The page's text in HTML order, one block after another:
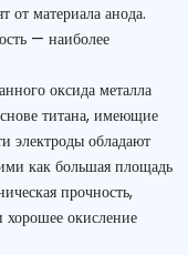
от материала анода.
— наиболее
оксида металла
титана, имеющие
электроды обладают
как большая площадь
прочность,
хорошее окисление